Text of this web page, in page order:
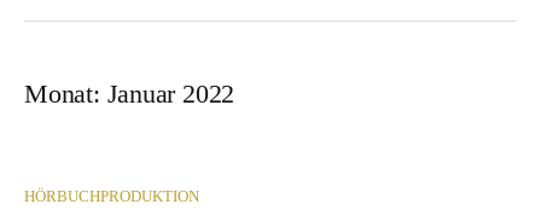
Monat: Januar 2022
HÖRBUCHPRODUKTION